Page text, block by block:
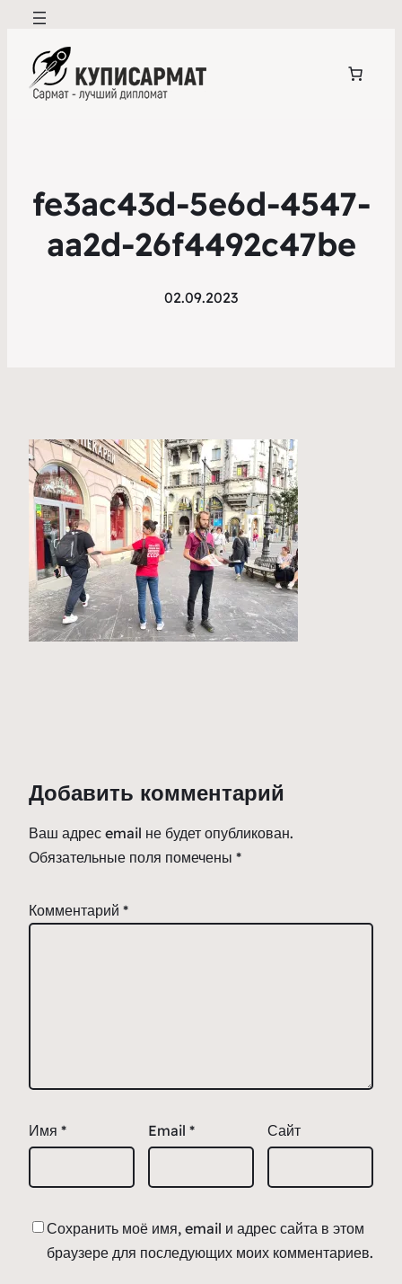
fe3ac43d-5e6d-4547-
aa2d-26f4492c47be
02.09.2023
Добавить комментарий
Ваш адрес email не будет опубликован.
Обязательные поля помечены *
Комментарий *
Имя * Email * Сайт
Сохранить моё имя, email и адрес сайта в этом
браузере для последующих моих комментариев.